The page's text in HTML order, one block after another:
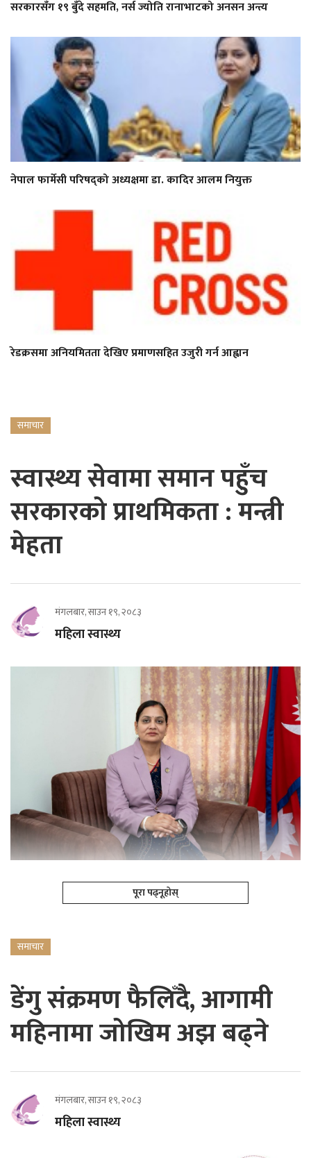
सरकारसँग १९ बुँदे सहमति, नर्स ज्योति रानाभाटको अनसन अन्त्य
नेपाल फार्मेसी परिषद्को अध्यक्षमा डा. कादिर आलम नियुक्त
रेडक्रसमा अनियमितता देखिए प्रमाणसहित उजुरी गर्न आह्वान
समाचार
स्वास्थ्य सेवामा समान पहुँच
सरकारको प्राथमिकता : मन्त्री
मेहता
मंगलबार, साउन १९, २०८३
महिला स्वास्थ्य
पूरा पढ्नूहोस्
समाचार
डेंगु संक्रमण फैलिँदै, आगामी
महिनामा जोखिम अझ बढ्ने
मंगलबार, साउन १९, २०८३
महिला स्वास्थ्य